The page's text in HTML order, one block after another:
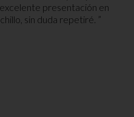
presentación en
sin duda repetiré.